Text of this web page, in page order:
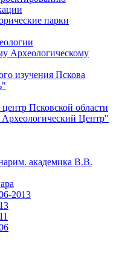
парки
Археологическому
изучения Пскова
Псковской области
Центр"
им. академика В.В.
2013